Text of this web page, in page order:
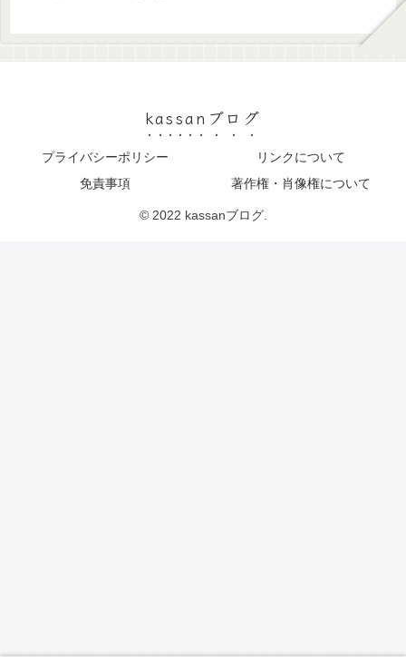
kassanブログ
プライバシーポリシー
リンクについて
免責事項
著作権・肖像権について
© 2022 kassanブログ.